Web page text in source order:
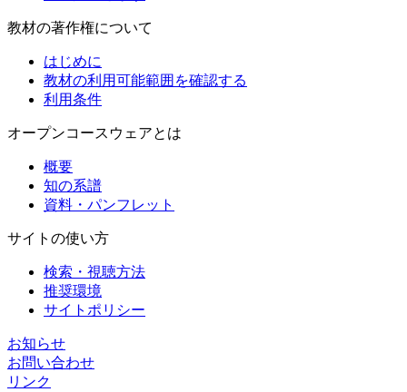
教材の著作権について
はじめに
教材の利用可能範囲を確認する
利用条件
オープンコースウェアとは
概要
知の系譜
資料・パンフレット
サイトの使い方
検索・視聴方法
推奨環境
サイトポリシー
お知らせ
お問い合わせ
リンク